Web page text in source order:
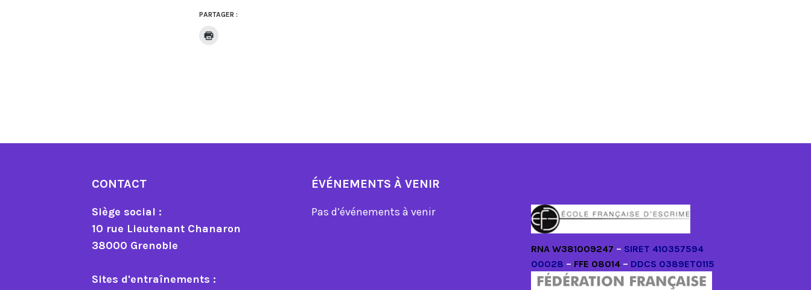
PARTAGER :
CONTACT
Siège social :
10 rue Lieutenant Chanaron
38000 Grenoble
Sites d'entraînements :
ÉVÉNEMENTS À VENIR
Pas d’événements à venir
RNA W381009247 – SIRET 410357594
00028 – FFE 08014 – DDCS 0389ET0115